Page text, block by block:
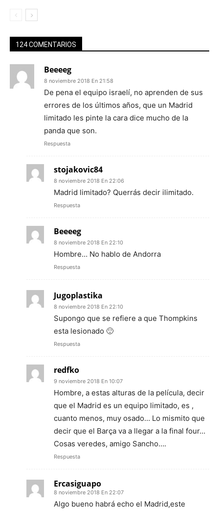
124 COMENTARIOS
Beeeeg
8 noviembre 2018 En 21:58
De pena el equipo israelí, no aprenden de sus
errores de los últimos años, que un Madrid
limitado les pinte la cara dice mucho de la
panda que son.
Respuesta
stojakovic84
8 noviembre 2018 En 22:06
Madrid limitado? Querrás decir ilimitado.
Respuesta
Beeeeg
8 noviembre 2018 En 22:10
Hombre… No hablo de Andorra
Respuesta
Jugoplastika
8 noviembre 2018 En 22:10
Supongo que se refiere a que Thompkins
esta lesionado 🙂
Respuesta
redfko
9 noviembre 2018 En 10:07
Hombre, a estas alturas de la película, decir
que el Madrid es un equipo limitado, es ,
cuanto menos, muy osado… Lo mismito que
decir que el Barça va a llegar a la final four…
Cosas veredes, amigo Sancho….
Respuesta
Ercasiguapo
8 noviembre 2018 En 22:07
Algo bueno habrá echo el Madrid,este